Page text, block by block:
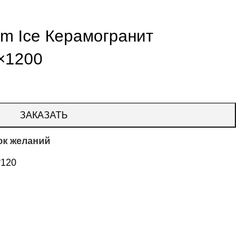
Ice Керамогранит
ЗАКАЗАТЬ
желаний